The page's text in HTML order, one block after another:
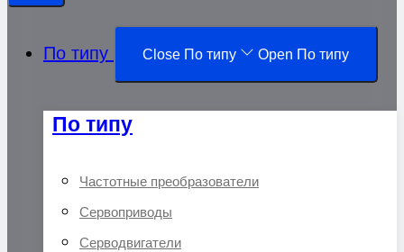
По типу Close По типу Open По типу
По типу
Частотные преобразователи
Сервоприводы
Серводвигатели